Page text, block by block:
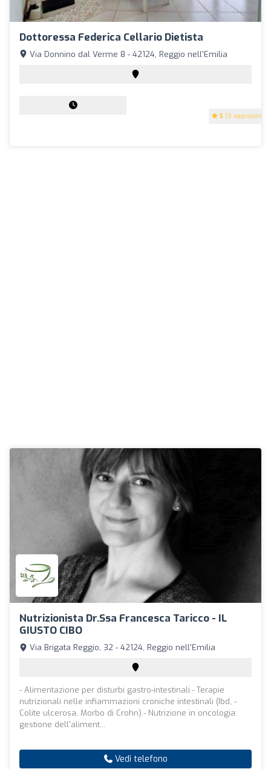
Dottoressa Federica Cellario Dietista
5 (9 recensioni)
Via Donnino dal Verme 8 - 42124, Reggio nell'Emilia
Nutrizionista Dr.ssa Francesca Taricco - IL
GIUSTO CIBO
Via Brigata Reggio, 32 - 42124, Reggio nell'Emilia
- Alimentazione per disturbi gastro-intestinali.- Terapie
nutrizionali nelle infiammazioni croniche intestinali (Ibd, -
Colite ulcerosa, Morbo di Crohn).- Nutrizione in oncologia:
gestione dell'aliment...
Vedi telefono